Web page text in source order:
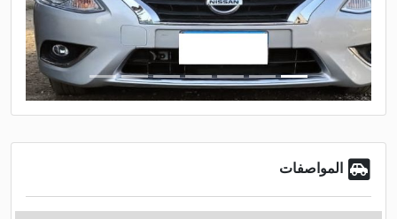
r
v
i
o
u
e
t
المواصفات